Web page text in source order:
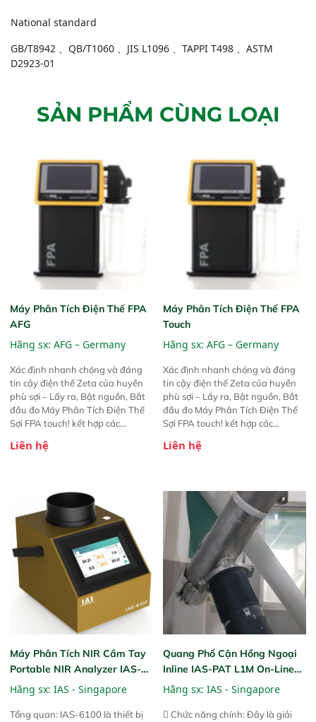
National standard
GB/T8942 、QB/T1060 、JIS L1096 、TAPPI T498 、ASTM
D2923-01
SẢN PHẨM CÙNG LOẠI
Máy Phân Tích Điện Thế FPA
AFG
Hãng sx: AFG – Germany
Xác định nhanh chóng và đáng
tin cậy điện thế Zeta của huyền
phù sợi – Lấy ra, Bật nguồn, Bắt
đầu đo Máy Phân Tích Điện Thế
Sợi FPA touch! kết hợp các
được chứng minh với sự đơn giản
trước đó. Nhưng so với các phiên
bản trước, FPA touch! nhỏ hơn và
nhẹ hơn đáng kể, đồng thời được
nâng cấp với các tính năng mới.
Liên hệ
Máy Phân Tích Điện Thế FPA
Touch
Hãng sx: AFG – Germany
Xác định nhanh chóng và đáng
tin cậy điện thế Zeta của huyền
phù sợi – Lấy ra, Bật nguồn, Bắt
đầu đo Máy Phân Tích Điện Thế
Sợi FPA touch! kết hợp các
được chứng minh với sự đơn giản
trước đó. Nhưng so với các phiên
bản trước, FPA touch! nhỏ hơn và
nhẹ hơn đáng kể, đồng thời được
nâng cấp với các tính năng mới.
Liên hệ
Máy Phân Tích NIR Cầm Tay
Portable NIR Analyzer IAS-
6100
Hãng sx: IAS - Singapore
Tổng quan: IAS-6100 là thiết bị
Quang Phổ Cận Hồng Ngoại
Inline IAS-PAT L1M On-Line
NIR
Hãng sx: IAS - Singapore
 Chức năng chính: Đây là giải